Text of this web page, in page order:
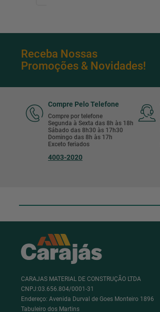
Receba Nossas
Promoções & Novidades!
Compre Pelo Telefone
Compre por telefone
Segunda à Sexta das 8h às 18h
Sábado das 8h30 às 17h30
Domingo das 8h às 17h
Exceto feriados
4003-2020
CARAJAS MATERIAL DE CONSTRUÇÃO LTDA
CNPJ:03.656.804/0001-31
Endereço: Avenida Durval de Goes Monteiro 1896
Tabuleiro dos Martins